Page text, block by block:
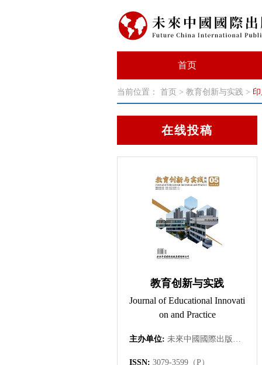
首页
当前位置： 首页 > 教育创新与实践 >
在线投稿
教育创新与实践
Journal of Educational Innovati
on and Practice
主办单位: 未來中國國際出版集團有限公司
ISSN: 3079-3599（P）